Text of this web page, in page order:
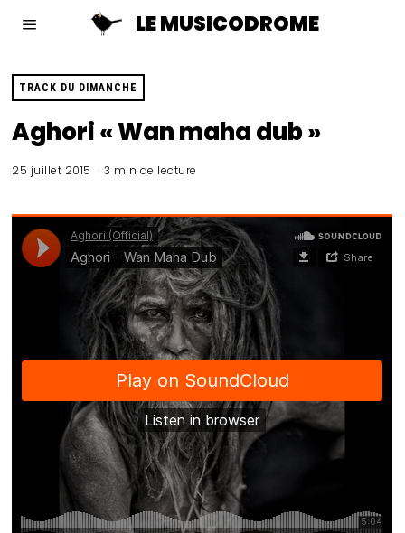
LE MUSICODROME
TRACK DU DIMANCHE
Aghori « Wan maha dub »
25 juillet 2015 3 min de lecture